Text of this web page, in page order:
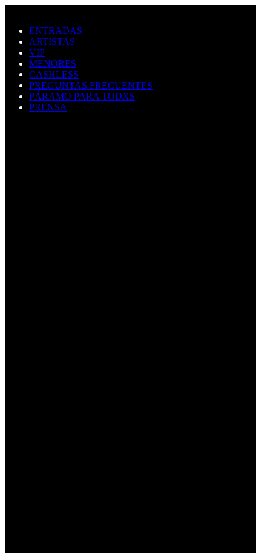
ENTRADAS
ARTISTAS
VIP
MENORES
CASHLESS
PREGUNTAS FRECUENTES
PÁRAMO PARA TODXS
PRENSA